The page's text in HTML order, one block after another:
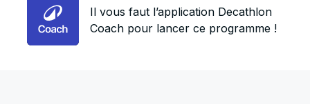
Il vous faut l’application Decathlon
Coach pour lancer ce programme !